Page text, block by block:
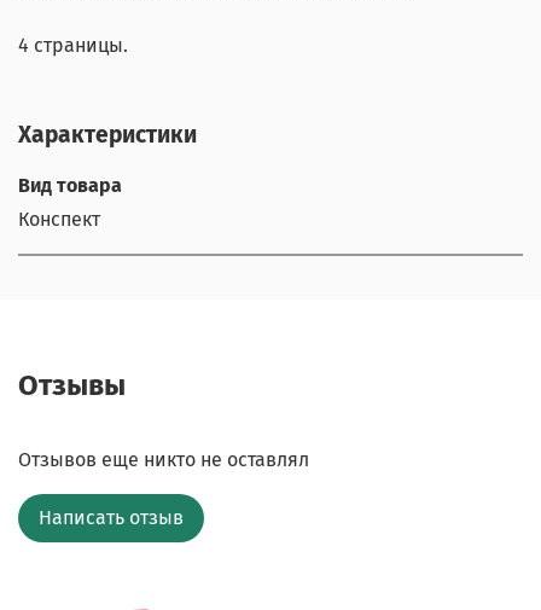
4 страницы.
Характеристики
Вид товара
Конспект
Отзывы
Отзывов еще никто не оставлял
Написать отзыв